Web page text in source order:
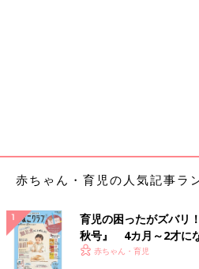
赤ちゃん・育児の人気記事ラ
育児の困ったがズバリ
秋号』 4カ月～2才に
いっぱい！
赤ちゃん・育児